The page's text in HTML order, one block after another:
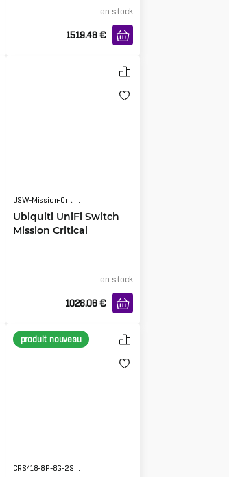
en stock
1519.48 €
USW-Mission-Critical
Ubiquiti UniFi Switch
Mission Critical
en stock
1028.06 €
produit nouveau
CRS418-8P-8G-2S+RM